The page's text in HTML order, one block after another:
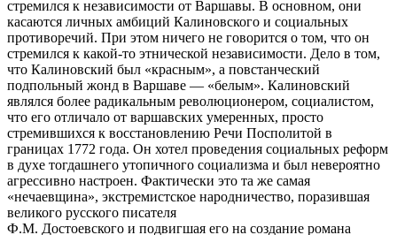
стремился к независимости от Варшавы. В основном, они
касаются личных амбиций Калиновского и социальных
противоречий. При этом ничего не говорится о том, что он
стремился к какой-то этнической независимости. Дело в том,
что Калиновский был «красным», а повстанческий
подпольный жонд в Варшаве — «белым». Калиновский
являлся более радикальным революционером, социалистом,
что его отличало от варшавских умеренных, просто
стремившихся к восстановлению Речи Посполитой в
границах 1772 года. Он хотел проведения социальных реформ
в духе тогдашнего утопичного социализма и был невероятно
агрессивно настроен. Фактически это та же самая
«нечаевщина», экстремистское народничество, поразившая
великого русского писателя
Ф.М. Достоевского и подвигшая его на создание романа